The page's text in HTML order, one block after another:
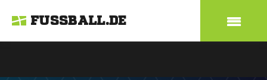
FUSSBALL.DE